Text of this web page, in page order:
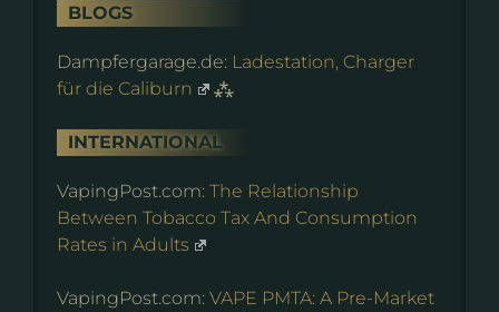
BLOGS
Dampfergarage.de: Ladestation, Charger
für die Caliburn
⁂
INTERNATIONAL
VapingPost.com: The Relationship
Between Tobacco Tax And Consumption
Rates in Adults
VapingPost.com: VAPE PMTA: A Pre-Market